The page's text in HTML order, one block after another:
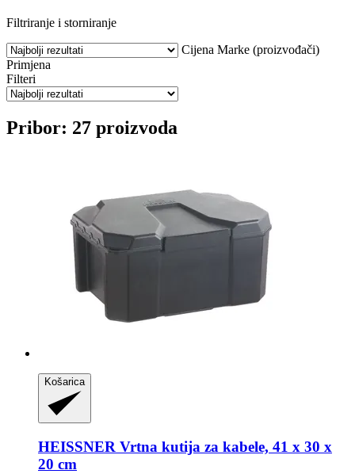
Filtriranje i storniranje
Cijena Marke (proizvođači)
Primjena
Filteri
Pribor: 27 proizvoda
Košarica
HEISSNER Vrtna kutija za kabele, 41 x 30 x
20 cm